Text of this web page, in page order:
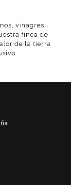
vinagres,
finca de
de la tierra